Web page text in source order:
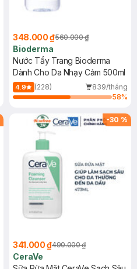
348.000 ₫560.000 ₫
Bioderma
Nước Tẩy Trang Bioderma
Dành Cho Da Nhạy Cảm 500ml
4.9 (228)
839/tháng
58%
-30 %
341.000 ₫490.000 ₫
CeraVe